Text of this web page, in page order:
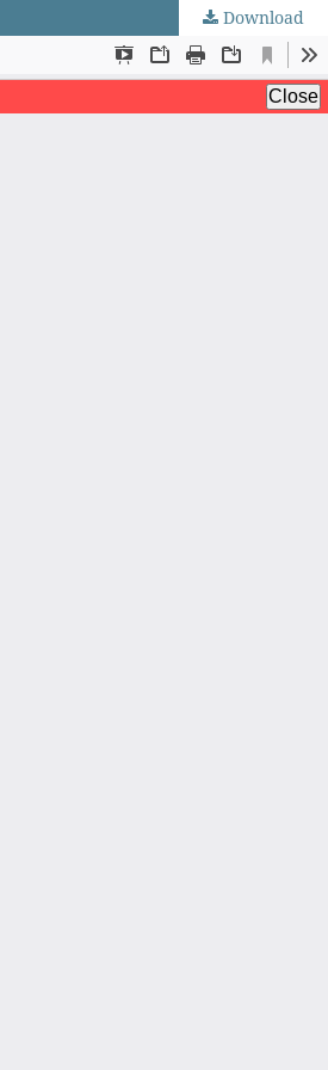
Download